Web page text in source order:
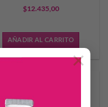
×
$12.435,00
AÑADIR AL CARRITO